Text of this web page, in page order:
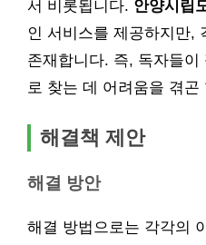
서 비롯됩니다. 안양시립
인 서비스를 제공하지만,
존재합니다. 즉, 독자들
로 찾는 데 어려움을 겪곤
해결책 제안
해결 방안
해결 방법으로는 각각의